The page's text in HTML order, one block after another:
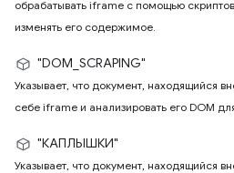
обрабатывать iframe с помощью
изменять его содержимое.
"DOM_SCRAPING"
Указывает, что документ, находящийся
себе iframe и анализировать его DOM
"КАПЛЫШКИ"
Указывает, что документ, находящийся